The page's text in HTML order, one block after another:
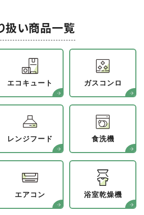
扱い商品一覧
エコキュート ガスコンロ
レンジフード 食洗機
エアコン 浴室乾燥機